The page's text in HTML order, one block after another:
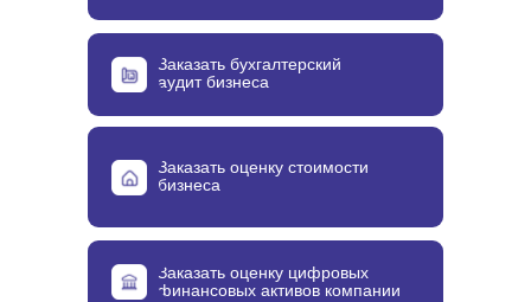
Заказать бухгалтерский
аудит бизнеса
Заказать оценку стоимости
бизнеса
Заказать оценку цифровых
финансовых активов компании